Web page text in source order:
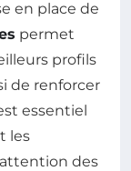
en place de
permet
profils
de renforcer
essentiel
les
des